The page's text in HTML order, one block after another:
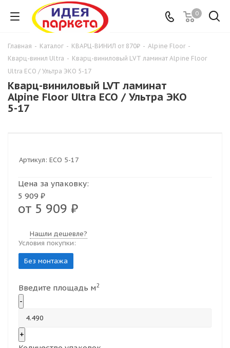
0
Главная - Каталог - КВАРЦ-ВИНИЛ от 870₽ - Alpine Floor -
Кварц-винил Ultra - Кварц-виниловый LVT ламинат Alpine Floor
Ultra ЕСО / Ультра ЭКО 5-17
Кварц-виниловый LVT ламинат
Alpine Floor Ultra ЕСО / Ультра ЭКО
5-17
Артикул: ЕСО 5-17
Цена за упаковку:
5 909 ₽
от 5 909 ₽
Нашли дешевле?
Условия покупки:
Без монтажа
Введите площадь м2
-
+